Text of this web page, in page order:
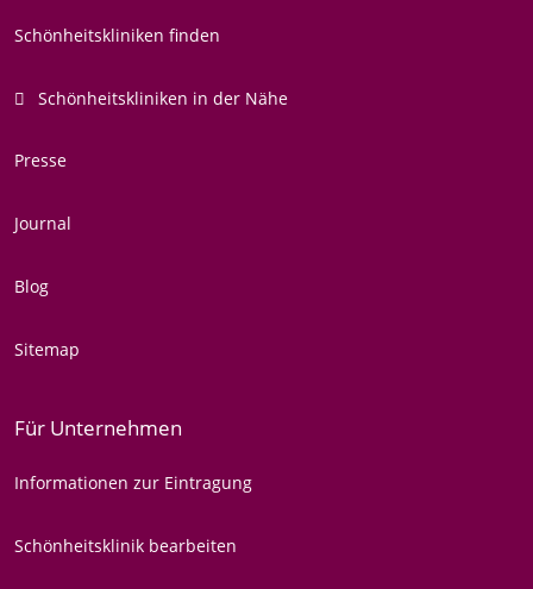
Schönheitskliniken finden
Schönheitskliniken in der Nähe
Presse
Journal
Blog
Sitemap
Für Unternehmen
Informationen zur Eintragung
Schönheitsklinik bearbeiten